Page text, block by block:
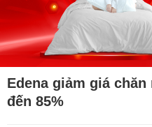
Edena giảm giá
đến 85%